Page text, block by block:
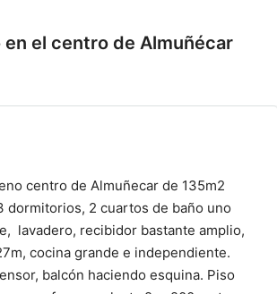
en el centro de Almuñécar
centro de Almuñecar de 135m2
dormitorios, 2 cuartos de baño uno
lavadero, recibidor bastante amplio,
cocina grande e independiente.
balcón haciendo esquina. Piso